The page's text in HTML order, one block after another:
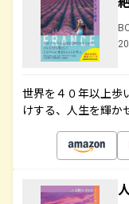
世界を４０年以上歩
けする、人生を輝か